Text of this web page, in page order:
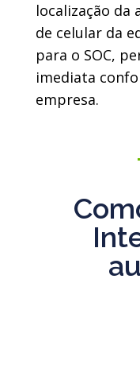
localização da
de celular da
para o SOC,
imediata
empresa.